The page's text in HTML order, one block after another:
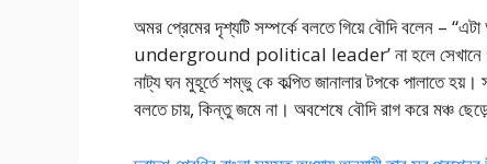
অমর প্রেমের দৃশ্যটি সম্পর্কে বলতে গিয়ে বৌদি বলেন –
underground political leader’ না হলে সেখানে
নাট্য ঘন মুহূর্তে শম্ভু কে কল্পিত জানালার টপকে পালাতে
বলতে চায়, কিন্তু জমে না। অবশেষে বৌদি রাগ করে মঞ্চ